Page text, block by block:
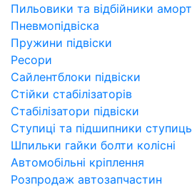
Пильовики та відбійники
Пневмопідвіска
Пружини підвіски
Ресори
Сайлентблоки підвіски
Стійки стабілізаторів
Стабілізатори підвіски
Ступиці та підшипники ступиць
Шпильки гайки болти колісні
Автомобільні кріплення
Розпродаж автозапчастин